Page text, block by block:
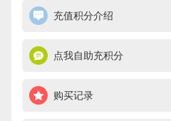
充值积分介绍
点我自助充积分
购买记录